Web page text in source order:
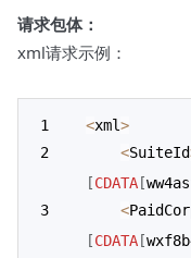
请求包体：
xml请求示例：
<xml>
<SuiteId
[CDATA [
<
[CDATA [